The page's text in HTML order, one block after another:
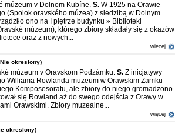
múzeum v Dolnom Kubíne. S. W 1925 na Orawie
(Spolok oravského múzea) z siedzibą w Dolnym
ono na I piętrze budynku » Biblioteki
múzeum), którego zbiory składały się z okazów
oraz z nowych...
więcej
okreslony)
múzeum v Oravskom Podzámku. S. Z inicjatywy
Williama Rowlanda muzeum w Orawskim Zamku
Komposesoratu, ale zbiory do niego gromadzono
się Rowland aż do swego odejścia z Orawy w
Orawskimi. Zbiory muzealne...
więcej
okreslony)